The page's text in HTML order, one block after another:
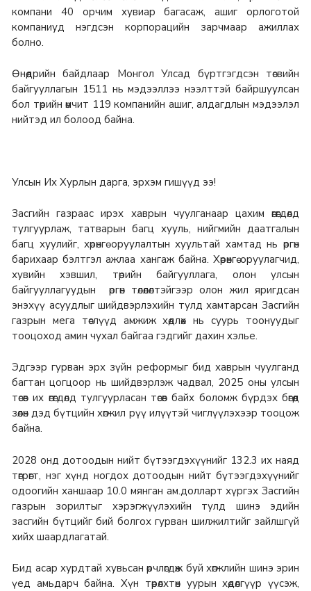
компани 40 орчим хувиар багасаж, ашиг орлоготой
компаниуд нэгдсэн корпорацийн зарчмаар ажиллах
болно.
Өнөөдрийн байдлаар Монгол Улсад бүртгэгдсэн төсвийн
байгууллагын 1511 нь мэдээллээ нээлттэй байршуулсан
бол төрийн өмчит 119 компанийн ашиг, алдагдлын мэдээлэл
нийтэд ил болоод байна.
Улсын Их Хурлын дарга, эрхэм гишүүд ээ!
Засгийн газраас ирэх хаврын чуулганаар цахим өгөгдөлд
тулгуурлаж, татварын багц хууль, нийгмийн даатгалын
багц хуулийг, хөрөнгө оруулалтын хуультай хамтад нь өргөн
барихаар бэлтгэл ажлаа хангаж байна. Хөрөнгө оруулагчид,
хувийн хэвшил, төрийн байгууллага, олон улсын
байгууллагуудын өргөн төлөөлөлтэйгээр олон жил яригдсан
энэхүү асуудлыг шийдвэрлэхийн тулд хамтарсан Засгийн
газрын мега төслүүд амжиж хөдлөх нь суурь тоонуудыг
тооцоход амин чухал байгаа гэдгийг дахин хэлье.
Эдгээр гурван эрх зүйн реформыг бид хаврын чуулганд
багтан цогцоор нь шийдвэрлэж чадвал, 2025 оны улсын
төсөв их өгөгдөлд тулгуурласан төсөв байх боломж бүрдэх бөгөөд
зөөлөн дэд бүтцийн хөгжил рүү илүүтэй чиглүүлэхээр тооцож
байна.
2028 онд дотоодын нийт бүтээгдэхүүнийг 132.3 их наяд
төгрөгт, нэг хүнд ногдох дотоодын нийт бүтээгдэхүүнийг
одоогийн ханшаар 10.0 мянган ам.долларт хүргэх Засгийн
газрын зорилтыг хэрэгжүүлэхийн тулд шинэ эдийн
засгийн бүтцийг бий болгох гурван шилжилтийг зайлшгүй
хийх шаардлагатай.
Бид асар хурдтай хувьсан өөрчлөгдөж буй хөгжлийн шинэ эрин
үед амьдарч байна. Хүн төрөлхтөн уурын хөдөлгүүр үүсэж,